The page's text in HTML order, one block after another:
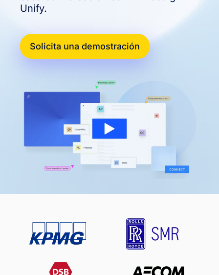
Unify.
Solicita una demostración